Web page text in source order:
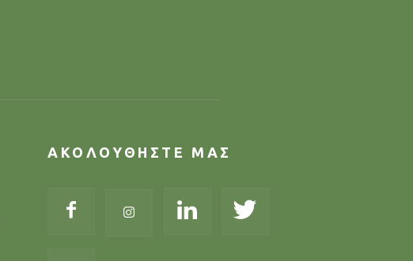
ΑΚΟΛΟΥΘΗΣΤΕ ΜΑΣ